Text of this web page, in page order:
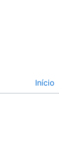
Início